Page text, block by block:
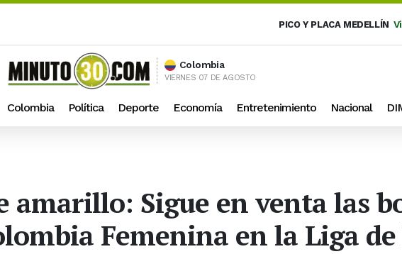
PICO Y PLACA MEDELLÍN
Colombia
VIERNES 07 DE AGOSTO
Colombia Política Deporte Economía Entretenimiento Nacional
amarillo: Sigue en venta las
Femenina en la Liga